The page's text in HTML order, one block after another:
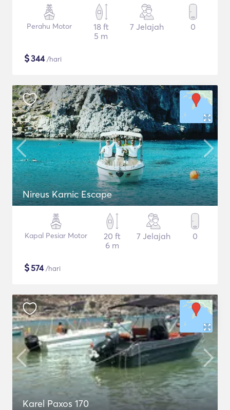
Perahu Motor
18 ft
5 m
7 Jelajah 0
$344/hari
Nireus Karnic Escape
Kapal Pesiar Motor
20 ft
6 m
7 Jelajah 0
$574/hari
Karel Paxos 170